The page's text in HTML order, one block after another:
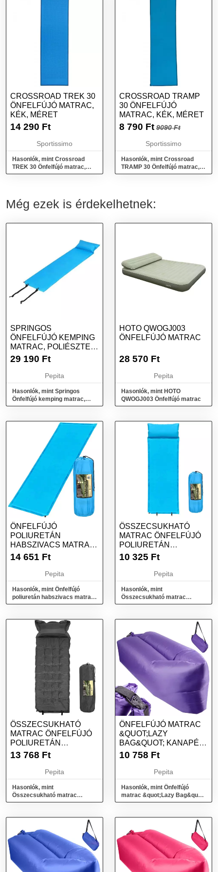
CROSSROAD TREK 30
ÖNFELFÚJÓ MATRAC,
KÉK, MÉRET
14 290 Ft
Sportissimo
Hasonlók, mint Crossroad
TREK 30 Önfelfújó matrac,
kék, méret
CROSSROAD TRAMP
30 ÖNFELFÚJÓ
MATRAC, KÉK, MÉRET
8 790 Ft 9090 Ft
Sportissimo
Hasonlók, mint Crossroad
TRAMP 30 Önfelfújó matrac,
kék, méret
Még ezek is érdekelhetnek:
SPRINGOS
ÖNFELFÚJÓ KEMPING
MATRAC, POLIÉSZTER
ÉS PU HAB, 186X53 C...
29 190 Ft
Pepita
Hasonlók, mint Springos
Önfelfújó kemping matrac,
Poliészter és PU hab, 186x53
HOTO QWOGJ003
ÖNFELFÚJÓ MATRAC
28 570 Ft
Pepita
Hasonlók, mint HOTO
QWOGJ003 Önfelfújó matrac
ÖNFELFÚJÓ
POLIURETÁN
HABSZIVACS MATRAC,
180X50X5CM, KÉK
14 651 Ft
Pepita
Hasonlók, mint Önfelfújó
poliuretán habszivacs matrac,
180x50x5cm, kék
ÖSSZECSUKHATÓ
MATRAC ÖNFELFÚJÓ
POLIURETÁN
HABPÁRNÁVAL,
10 325 Ft
Pepita
Hasonlók, mint
Összecsukható matrac
önfelfújó poliuretán
ÖSSZECSUKHATÓ
MATRAC ÖNFELFÚJÓ
POLIURETÁN
HABPÁRNÁVAL,
13 768 Ft
Pepita
Hasonlók, mint
Összecsukható matrac
önfelfújó poliuretán
ÖNFELFÚJÓ MATRAC
&QUOT;LAZY
BAG&QUOT; KANAPÉ,
230 X 70CM, LILA
10 758 Ft
Pepita
Hasonlók, mint Önfelfújó
matrac &quot;Lazy Bag&quot;
kanapé, 230 x 70cm, lila színű,